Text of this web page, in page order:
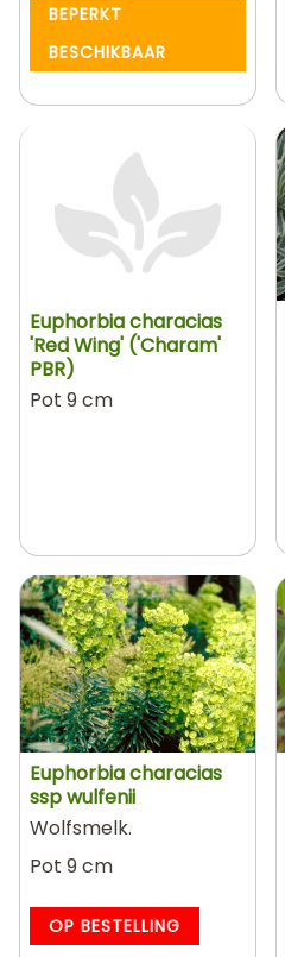
BEPERKT
BESCHIKBAAR
Euphorbia characias
'Red Wing' ('Charam'
PBR)
Pot 9 cm
Euphorbia characias
ssp wulfenii
Wolfsmelk.
Pot 9 cm
OP BESTELLING